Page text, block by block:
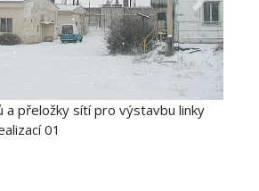
a přeložky sítí pro výstavbu linky
01
Next